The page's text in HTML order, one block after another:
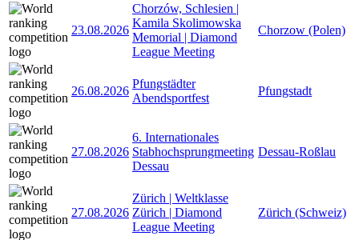
23.08.2026
Chorzów, Schlesien |
Kamila Skolimowska
Memorial | Diamond
League Meeting
Chorzow (Polen)
26.08.2026
Pfungstädter
Abendsportfest
Pfungstadt
27.08.2026
6. Internationales
Stabhochsprungmeeting
Dessau
Dessau-Roßlau
27.08.2026
Zürich | Weltklasse
Zürich | Diamond
League Meeting
Zürich (Schweiz)